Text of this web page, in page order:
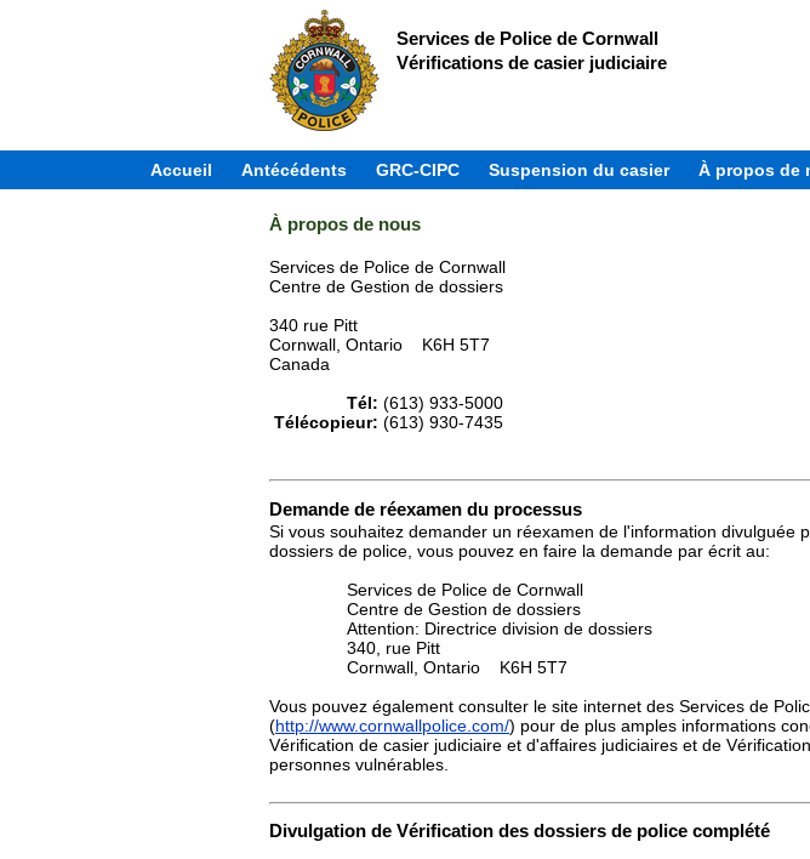
Services de Police de Cornwall
Vérifications de casier judiciaire
Accueil Antécédents GRC-CIPC Suspension du casier À propos de
À propos de nous
Services de Police de Cornwall
Centre de Gestion de dossiers
340 rue Pitt
Cornwall, Ontario K6H 5T7
Canada
Tél: (613) 933-5000
Télécopieur: (613) 930-7435
Demande de réexamen du processus
Si vous souhaitez demander un réexamen de l'information divulguée
dossiers de police, vous pouvez en faire la demande par écrit au:
Services de Police de Cornwall
Centre de Gestion de dossiers
Attention: Directrice division de dossiers
340, rue Pitt
Cornwall, Ontario K6H 5T7
Vous pouvez également consulter le site internet des Services de
(http://www.cornwallpolice.com/) pour de plus amples informations
Vérification de casier judiciaire et d'affaires judiciaires et de
personnes vulnérables.
Divulgation de Vérification des dossiers de police complété